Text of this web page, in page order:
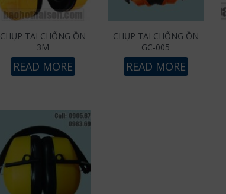
CHỤP TAI CHỐNG ỒN
3M
READ MORE
CHỤP TAI CHỐNG ỒN
GC-005
READ MORE